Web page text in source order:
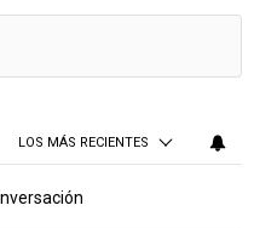
LOS MÁS RECIENTES